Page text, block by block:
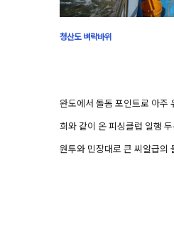
청산도 벼락바위
완도에서 돌돔 포인트로 아주
희와 같이 온 피싱클럽 일행
원투와 민장대로 큰 씨알급의